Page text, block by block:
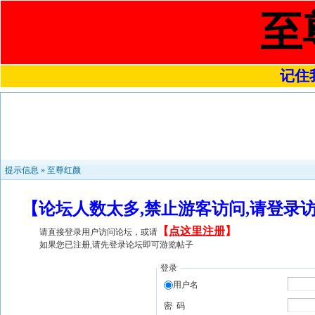
至
记住
提示信息 » 至尊红颜
【论坛人数太多,禁止游客访问,请登
请直接登录用户访问论坛，或请 【 点这里注册】
如果您已注册,请先登录论坛即可游览帖子
登录
用户名
密 码